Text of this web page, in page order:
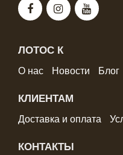
ЛОТОС К
О нас Новости Блог
КЛИЕНТАМ
Доставка и оплата
КОНТАКТЫ